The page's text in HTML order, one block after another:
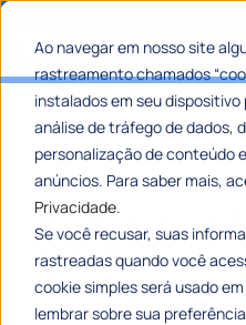
Ao navegar em nosso site
rastreamento chamados
instalados em seu
análise de tráfego de dados,
personalização de conteúdo
anúncios. Para saber mais,
Privacidade.
Se você recusar, suas
rastreadas quando você
cookie simples será usado
lembrar sobre sua
Home»Central de Atendimento
serviços online para o cidadão e
Central de
de Caruaru: mais
serviços online
gestão ágil de